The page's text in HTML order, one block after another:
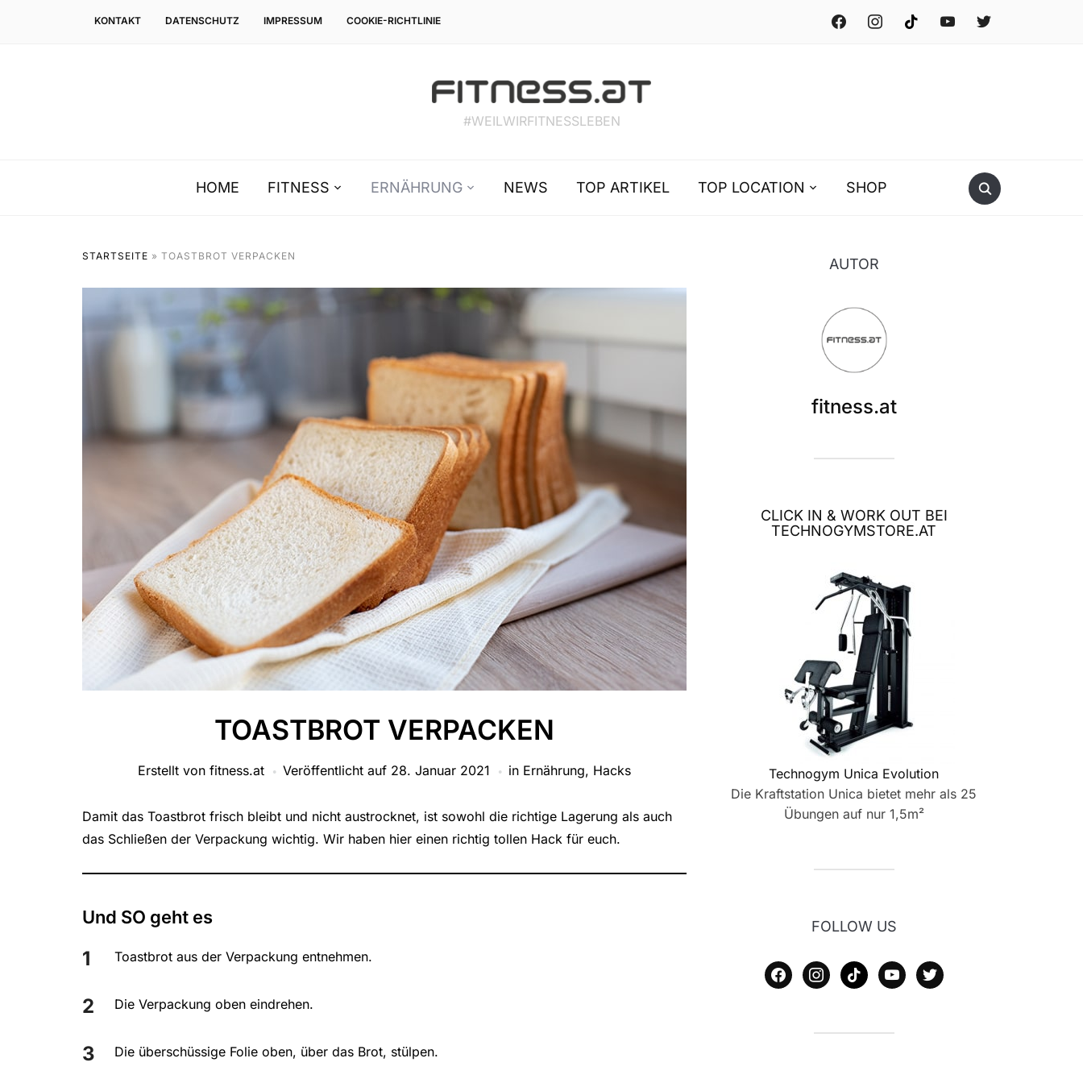
facebook instagramtiktok youtube twitter
KONTAKT DATENSCHUTZ IMPRESSUM COOKIE-RICHTLINIE
#WEILWIRFITNESSLEBEN
HOME FITNESS ERNÄHRUNG NEWS TOP ARTIKEL TOP LOCATION SHOP
STARTSEITE » TOASTBROT VERPACKEN
TOASTBROT VERPACKEN
Erstellt von fitness.at Veröffentlicht auf 28. Januar 2021 in Ernährung, Hacks
Damit das Toastbrot frisch bleibt und nicht austrocknet, ist sowohl die richtige Lagerung als auch
das Schließen der Verpackung wichtig. Wir haben hier einen richtig tollen Hack für euch.
Und SO geht es
Toastbrot aus der Verpackung entnehmen.
Die Verpackung oben eindrehen.
Die überschüssige Folie oben, über das Brot, stülpen.
AUTOR
fitness.at
CLICK IN & WORK OUT BEI
TECHNOGYMSTORE.AT
Technogym Unica Evolution
Die Kraftstation Unica bietet mehr als 25
Übungen auf nur 1,5m²
FOLLOW US
facebookinstagram
tiktok youtubetwitter